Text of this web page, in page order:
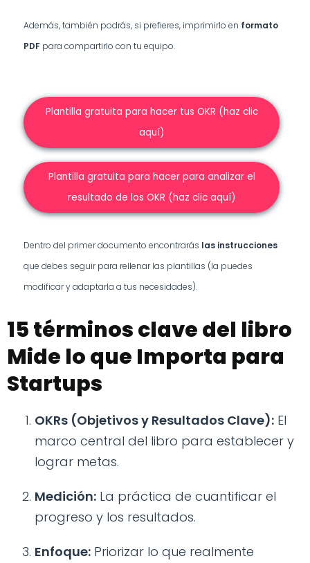
Además, también podrás, si prefieres, imprimirlo en formato
PDF para compartirlo con tu equipo.
Plantilla gratuita para hacer tus OKR (haz clic
aquí)
Plantilla gratuita para hacer para analizar el
resultado de los OKR (haz clic aquí)
Dentro del primer documento encontrarás las instrucciones
que debes seguir para rellenar las plantillas (la puedes
modificar y adaptarla a tus necesidades).
15 términos clave del libro
Mide lo que Importa para
Startups
OKRs (Objetivos y Resultados Clave): El
marco central del libro para establecer y
lograr metas.
Medición: La práctica de cuantificar el
progreso y los resultados.
Enfoque: Priorizar lo que realmente